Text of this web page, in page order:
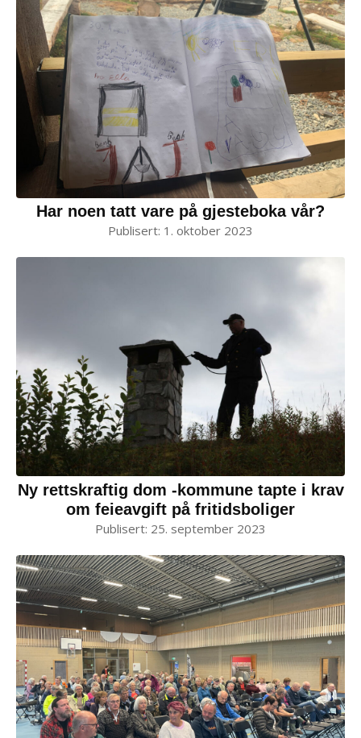
Har noen tatt vare på gjesteboka vår?
Publisert: 1. oktober 2023
Ny rettskraftig dom -kommune tapte i krav
om feieavgift på fritidsboliger
Publisert: 25. september 2023